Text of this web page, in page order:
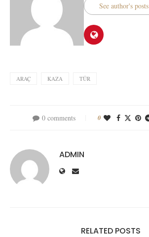
See author's posts
ARAÇ KAZA TÜR
0 comments 0
ADMIN
RELATED POSTS